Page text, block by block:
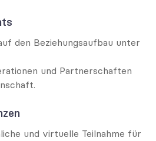
den Beziehungsaufbau unter
und Partnerschaften
und virtuelle Teilnahme für